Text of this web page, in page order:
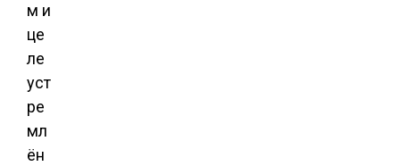
м и
це
ле
уст
ре
мл
ён